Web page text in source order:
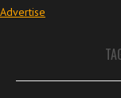
Advertise